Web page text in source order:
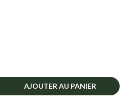
AJOUTER AU PANIER